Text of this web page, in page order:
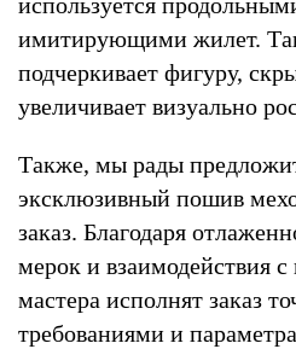
имитирующими жилет.
подчеркивает фигуру,
увеличивает визуально
Также, мы рады
эксклюзивный пошив
заказ. Благодаря
мерок и взаимодействия
мастера исполнят заказ
требованиями и